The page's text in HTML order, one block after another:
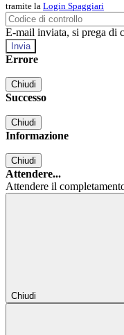
tramite la Login Spaggiari
E-mail inviata, si prega di
Errore
Chiudi
Successo
Chiudi
Informazione
Chiudi
Attendere...
Attendere il
Chiudi